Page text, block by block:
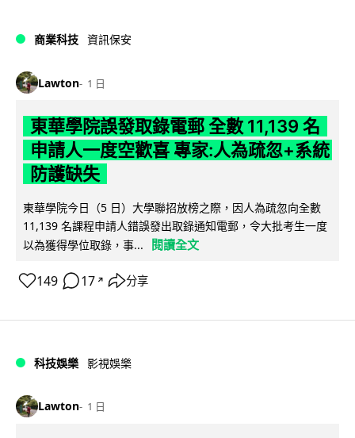
商業科技 資訊保安
Lawton 1 日
東華學院誤發取錄電郵 全數 11,139 名
申請人一度空歡喜 專家:人為疏忽+系統
防護缺失
東華學院今日（5 日）大學聯招放榜之際，因人為疏忽向全數
11,139 名課程申請人錯誤發出取錄通知電郵，令大批考生一度
以為獲得學位取錄，事...
閱讀全文
149 17 ↗ 分享
科技娛樂 影視娛樂
Lawton 1 日